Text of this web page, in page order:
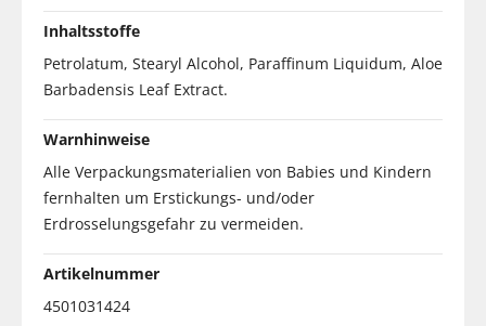
Inhaltsstoffe
Petrolatum, Stearyl Alcohol, Paraffinum Liquidum, Aloe
Barbadensis Leaf Extract.
Warnhinweise
Alle Verpackungsmaterialien von Babies und Kindern
fernhalten um Erstickungs- und/oder
Erdrosselungsgefahr zu vermeiden.
Artikelnummer
4501031424